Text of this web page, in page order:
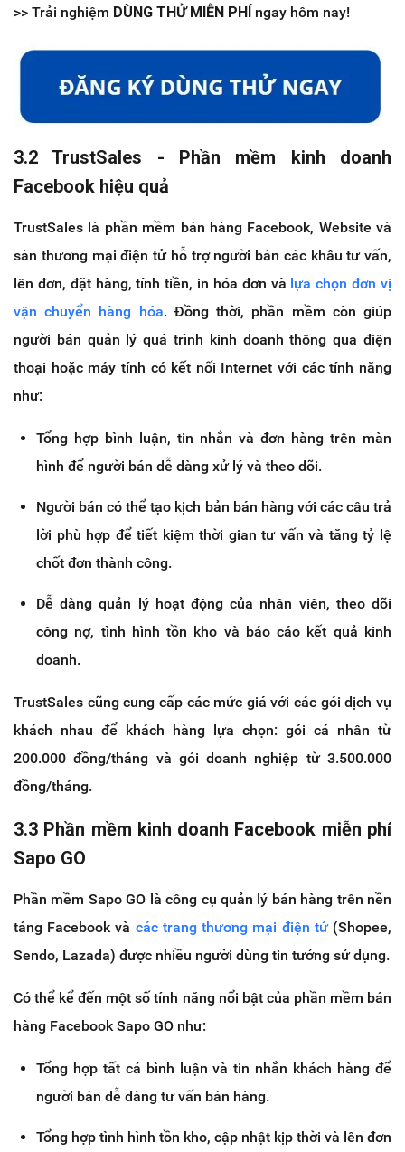
>> Trải nghiệm DÙNG THỬ MIỄN PHÍ ngay hôm nay!
3.2 TrustSales - Phần mềm kinh doanh
Facebook hiệu quả
TrustSales là phần mềm bán hàng Facebook, Website và
sàn thương mại điện tử hỗ trợ người bán các khâu tư vấn,
lên đơn, đặt hàng, tính tiền, in hóa đơn và lựa chọn đơn vị
vận chuyển hàng hóa. Đồng thời, phần mềm còn giúp
người bán quản lý quá trình kinh doanh thông qua điện
thoại hoặc máy tính có kết nối Internet với các tính năng
như:
Tổng hợp bình luận, tin nhắn và đơn hàng trên màn
hình để người bán dễ dàng xử lý và theo dõi.
Người bán có thể tạo kịch bản bán hàng với các câu trả
lời phù hợp để tiết kiệm thời gian tư vấn và tăng tỷ lệ
chốt đơn thành công.
Dễ dàng quản lý hoạt động của nhân viên, theo dõi
công nợ, tình hình tồn kho và báo cáo kết quả kinh
doanh.
TrustSales cũng cung cấp các mức giá với các gói dịch vụ
khách nhau để khách hàng lựa chọn: gói cá nhân từ
200.000 đồng/tháng và gói doanh nghiệp từ 3.500.000
đồng/tháng.
3.3 Phần mềm kinh doanh Facebook miễn phí
Sapo GO
Phần mềm Sapo GO là công cụ quản lý bán hàng trên nền
tảng Facebook và các trang thương mại điện tử(Shopee,
Sendo, Lazada) được nhiều người dùng tin tưởng sử dụng.
Có thể kể đến một số tính năng nổi bật của phần mềm bán
hàng Facebook Sapo GO như:
Tổng hợp tất cả bình luận và tin nhắn khách hàng để
người bán dễ dàng tư vấn bán hàng.
Tổng hợp tình hình tồn kho, cập nhật kịp thời và lên đơn